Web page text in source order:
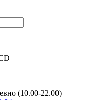
(10.00-22.00)